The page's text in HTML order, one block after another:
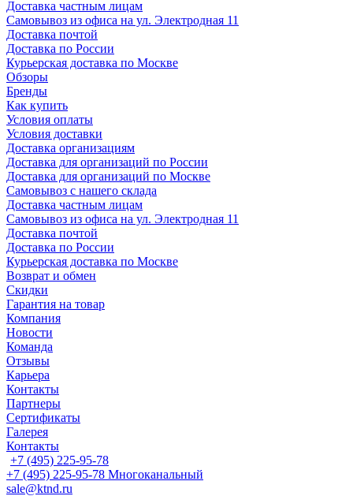
Доставка частным лицам
Самовывоз из офиса на ул. Электродная 11
Доставка почтой
Доставка по России
Курьерская доставка по Москве
Обзоры
Бренды
Как купить
Условия оплаты
Условия доставки
Доставка организациям
Доставка для организаций по России
Доставка для организаций по Москве
Самовывоз с нашего склада
Доставка частным лицам
Самовывоз из офиса на ул. Электродная 11
Доставка почтой
Доставка по России
Курьерская доставка по Москве
Возврат и обмен
Скидки
Гарантия на товар
Компания
Новости
Команда
Отзывы
Карьера
Контакты
Партнеры
Сертификаты
Галерея
Контакты
+7 (495) 225-95-78
+7 (495) 225-95-78 Многоканальный
sale@ktnd.ru